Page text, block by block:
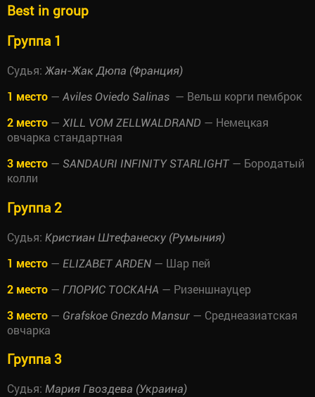
Best in group
Группа 1
Судья: Жан-Жак Дюпа (Франция)
1 место — Aviles Oviedo Salinas — Вельш корги пемброк
2 место — XILL VOM ZELLWALDRAND — Немецкая
овчарка стандартная
3 место — SANDAURI INFINITY STARLIGHT— Бородатый
колли
Группа 2
Судья: Кристиан Штефанеску (Румыния)
1 место — ELIZABET ARDEN — Шар пей
2 место — ГЛОРИС ТОСКАНА — Ризеншнауцер
3 место — Grafskoe Gnezdo Mansur — Среднеазиатская
овчарка
Группа 3
Судья: Мария Гвоздева (Украина)